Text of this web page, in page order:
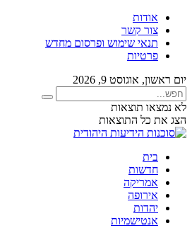
אודות
צור קשר
תנאי שימוש ופרסום מחדש
פרטיות
יום ראשון, אוגוסט 9, 2026
לא נמצאו תוצאות
הצג את כל התוצאות
בית
חדשות
אמריקה
אירופה
יהדות
אנטישמיות